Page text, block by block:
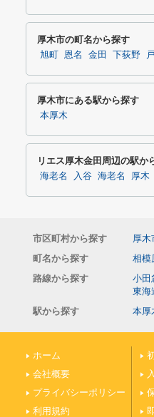
厚木市の町名から探す
旭町 恩名 金田 下荻野
厚木市にある駅から探す
本厚木
リエス厚木金田周辺の駅か
海老名 入谷 海老名 厚木
市区町村から探す 厚木
町名から探す
相模
路線から探す
小田
東海
駅から探す
本厚
ホーム
会社概要
プライバシーポリシー
利用規約